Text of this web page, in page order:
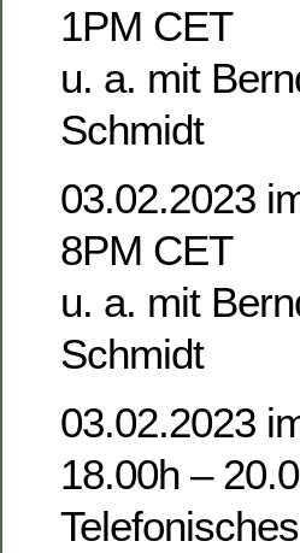
1PM CET
u. a. mit
Schmidt
03.02.2023
8PM CET
u. a. mit
Schmidt
03.02.2023
18.00h –